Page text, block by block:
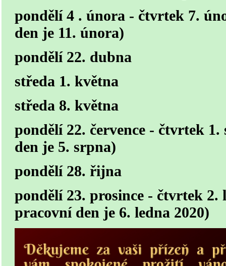
pondělí 4 . února - čtvrtek 7.
den je 11. února)
pondělí 22. dubna
středa 1. května
středa 8. května
pondělí 22. července - čtvrtek
den je 5. srpna)
pondělí 28. řijna
pondělí 23. prosince - čtvrtek 2.
pracovní den je 6. ledna 2020)